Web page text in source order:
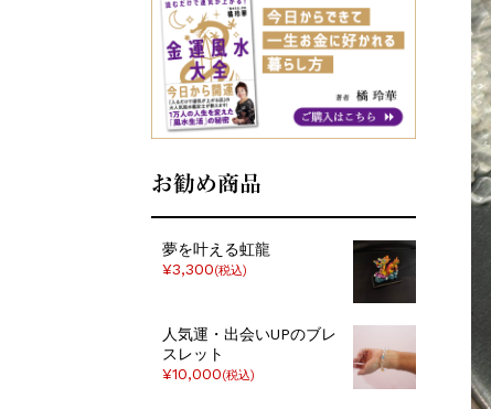
お勧め商品
夢を叶える虹龍
¥3,300(税込)
人気運・出会いUPのブレ
スレット
¥10,000(税込)